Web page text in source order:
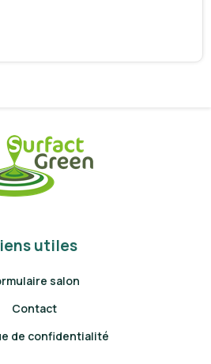
utiles
salon
Contact
de confidentialité